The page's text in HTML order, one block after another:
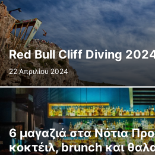
Red Bull Cliff Diving
22 Απριλίου 2024
6 μαγαζιά στα Νότια
κοκτέιλ, brunch και